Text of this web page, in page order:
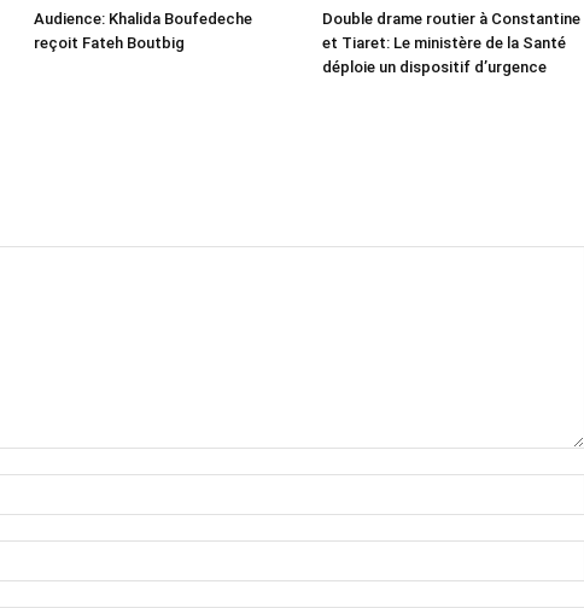
Audience: Khalida Boufedeche
reçoit Fateh Boutbig
Double drame routier à Constantine
et Tiaret: Le ministère de la Santé
déploie un dispositif d’urgence